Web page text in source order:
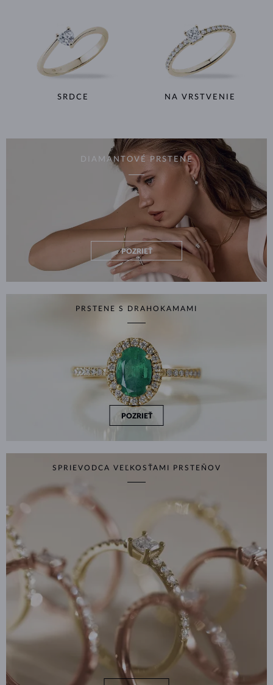
SRDCE NA VRSTVENIE
DIAMANTOVÉ PRSTENE
POZRIEŤ
PRSTENE S DRAHOKAMAMI
POZRIEŤ
SPRIEVODCA VEĽKOSŤAMI PRSTEŇOV